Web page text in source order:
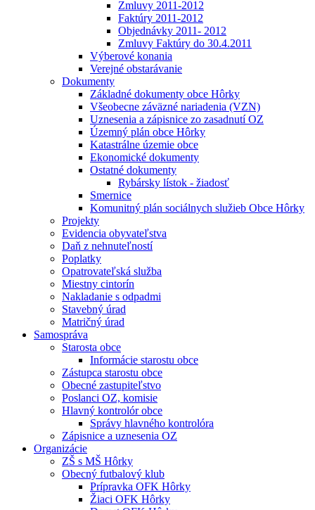
Zmluvy 2011-2012
Faktúry 2011-2012
Objednávky 2011- 2012
Zmluvy Faktúry do 30.4.2011
Výberové konania
Verejné obstarávanie
Dokumenty
Základné dokumenty obce Hôrky
Všeobecne záväzné nariadenia (VZN)
Uznesenia a zápisnice zo zasadnutí OZ
Územný plán obce Hôrky
Katastrálne územie obce
Ekonomické dokumenty
Ostatné dokumenty
Rybársky lístok - žiadosť
Smernice
Komunitný plán sociálnych služieb Obce Hôrky
Projekty
Evidencia obyvateľstva
Daň z nehnuteľností
Poplatky
Opatrovateľská služba
Miestny cintorín
Nakladanie s odpadmi
Stavebný úrad
Matričný úrad
Samospráva
Starosta obce
Informácie starostu obce
Zástupca starostu obce
Obecné zastupiteľstvo
Poslanci OZ, komisie
Hlavný kontrolór obce
Správy hlavného kontrolóra
Zápisnice a uznesenia OZ
Organizácie
ZŠ s MŠ Hôrky
Obecný futbalový klub
Prípravka OFK Hôrky
Žiaci OFK Hôrky